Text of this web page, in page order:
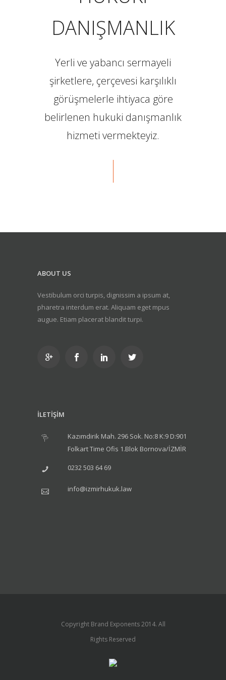
DANIŞMANLIK
Yerli ve yabancı sermayeli
şirketlere, çerçevesi karşılıklı
görüşmelerle ihtiyaca göre
belirlenen hukuki danışmanlık
hizmeti vermekteyiz.
ABOUT US
Vestibulum orci turpis, dignissim a ipsum at,
pharetra interdum erat. Aliquam eget mpus
augue. Etiam placerat blandit turpi.
İLETİŞİM
Kazımdirik Mah. 296 Sok. No:8 K:9 D:901
Folkart Time Ofis 1.Blok Bornova/İZMİR
0232 503 64 69
info@izmirhukuk.law
Copyright Brand Exponents 2014. All
Rights Reserved